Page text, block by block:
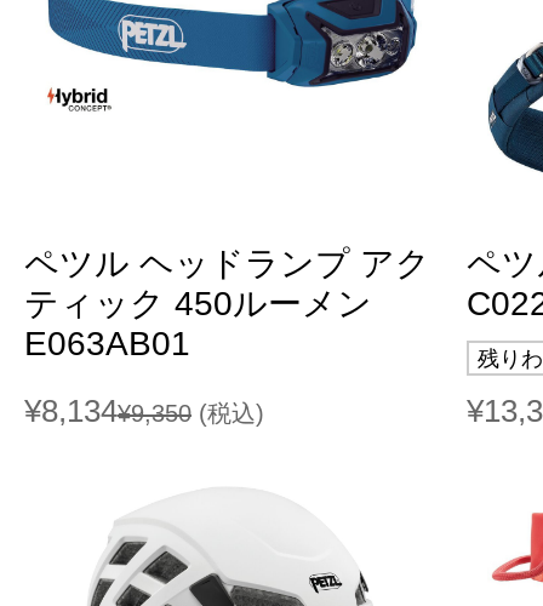
ペツル ヘッドランプ アク
ティック 450ルーメン
E063AB01
¥8,134¥9,350 (税込)
ペ
残り